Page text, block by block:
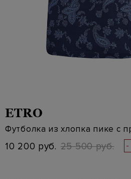
ETRO
Футболка из хлопка пике с
10 200 руб. 25 500 руб. -